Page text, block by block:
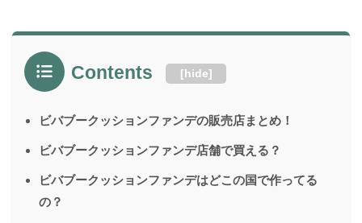
Contents [hide]
ビバブークッションファンデの販売店まとめ！
ビバブークッションファンデ店舗で買える？
ビバブークッションファンデはどこの国で作ってる
の？